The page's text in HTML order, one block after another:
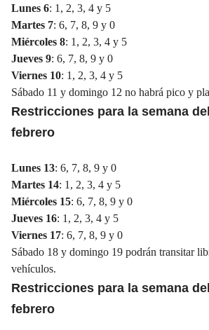
Lunes 6: 1, 2, 3, 4 y 5
Martes 7: 6, 7, 8, 9 y 0
Miércoles 8: 1, 2, 3, 4 y 5
Jueves 9: 6, 7, 8, 9 y 0
Viernes 10: 1, 2, 3, 4 y 5
Sábado 11 y domingo 12 no habrá pico y
Restricciones para la semana
febrero
Lunes 13: 6, 7, 8, 9 y 0
Martes 14: 1, 2, 3, 4 y 5
Miércoles 15: 6, 7, 8, 9 y 0
Jueves 16: 1, 2, 3, 4 y 5
Viernes 17: 6, 7, 8, 9 y 0
Sábado 18 y domingo 19 podrán transitar
vehículos.
Restricciones para la semana
febrero